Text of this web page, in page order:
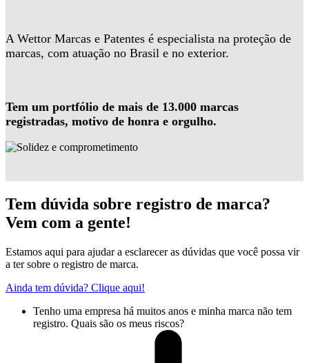
A Wettor Marcas e Patentes é especialista na proteção de
marcas, com atuação no Brasil e no exterior.
Tem um portfólio de mais de 13.000 marcas
registradas, motivo de honra e orgulho.
Tem dúvida sobre registro de marca?
Vem com a gente!
Estamos aqui para ajudar a esclarecer as dúvidas que você possa vir
a ter sobre o registro de marca.
Ainda tem dúvida? Clique aqui!
Tenho uma empresa há muitos anos e minha marca não tem
registro. Quais são os meus riscos?